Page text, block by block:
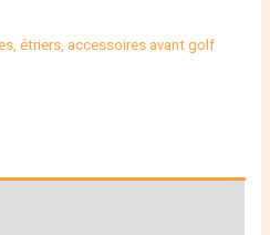
étriers, accessoires avant golf